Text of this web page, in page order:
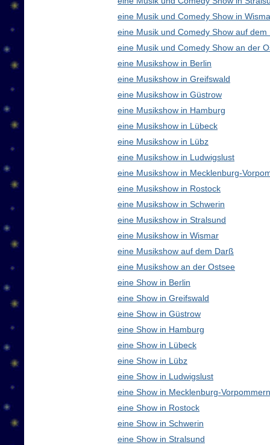
eine Musik und Comedy Show in
eine Musik und Comedy Show auf dem
eine Musik und Comedy Show an der
eine Musikshow in Berlin
eine Musikshow in Greifswald
eine Musikshow in Güstrow
eine Musikshow in Hamburg
eine Musikshow in Lübeck
eine Musikshow in Lübz
eine Musikshow in Ludwigslust
eine Musikshow in Mecklenburg-
eine Musikshow in Rostock
eine Musikshow in Schwerin
eine Musikshow in Stralsund
eine Musikshow in Wismar
eine Musikshow auf dem Darß
eine Musikshow an der Ostsee
eine Show in Berlin
eine Show in Greifswald
eine Show in Güstrow
eine Show in Hamburg
eine Show in Lübeck
eine Show in Lübz
eine Show in Ludwigslust
eine Show in Mecklenburg-
eine Show in Rostock
eine Show in Schwerin
eine Show in Stralsund